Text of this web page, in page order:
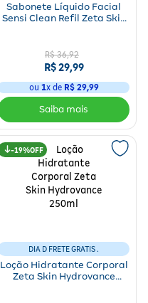
Sabonete Líquido Facial
Sensi Clean Refil Zeta Skin
R$ 36,92
R$29,99
ou 1x de R$ 29,99
19%
DIA D FRETE GRATIS .
Loção Hidratante Corporal
Zeta Skin Hydrovance